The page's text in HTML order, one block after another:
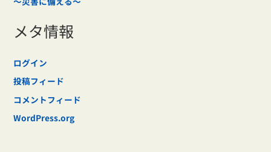
メタ情報
ログイン
投稿フィード
コメントフィード
WordPress.org